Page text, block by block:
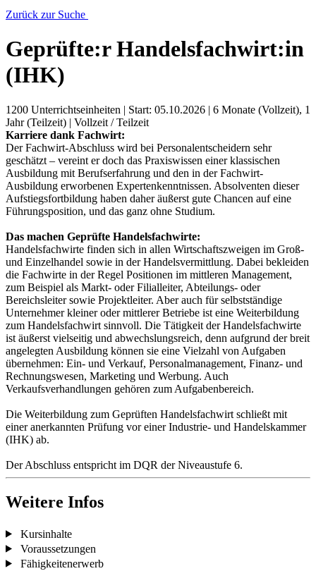
Zurück zur Suche
Geprüfte:r Handelsfachwirt:in
(IHK)
1200 Unterrichtseinheiten | Start: 05.10.2026 | 6 Monate (Vollzeit), 1
Jahr (Teilzeit) | Vollzeit / Teilzeit
Karriere dank Fachwirt:
Der Fachwirt-Abschluss wird bei Personalentscheidern sehr
geschätzt – vereint er doch das Praxiswissen einer klassischen
Ausbildung mit Berufserfahrung und den in der Fachwirt-
Ausbildung erworbenen Expertenkenntnissen. Absolventen dieser
Aufstiegsfortbildung haben daher äußerst gute Chancen auf eine
Führungsposition, und das ganz ohne Studium.
Das machen Geprüfte Handelsfachwirte:
Handelsfachwirte finden sich in allen Wirtschaftszweigen im Groß-
und Einzelhandel sowie in der Handelsvermittlung. Dabei bekleiden
die Fachwirte in der Regel Positionen im mittleren Management,
zum Beispiel als Markt- oder Filialleiter, Abteilungs- oder
Bereichsleiter sowie Projektleiter. Aber auch für selbstständige
Unternehmer kleiner oder mittlerer Betriebe ist eine Weiterbildung
zum Handelsfachwirt sinnvoll. Die Tätigkeit der Handelsfachwirte
ist äußerst vielseitig und abwechslungsreich, denn aufgrund der breit
angelegten Ausbildung können sie eine Vielzahl von Aufgaben
übernehmen: Ein- und Verkauf, Personalmanagement, Finanz- und
Rechnungswesen, Marketing und Werbung. Auch
Verkaufsverhandlungen gehören zum Aufgabenbereich.
Die Weiterbildung zum Geprüften Handelsfachwirt schließt mit
einer anerkannten Prüfung vor einer Industrie- und Handelskammer
(IHK) ab.
Der Abschluss entspricht im DQR der Niveaustufe 6.
Weitere Infos
Kursinhalte
Voraussetzungen
Fähigkeitenerwerb